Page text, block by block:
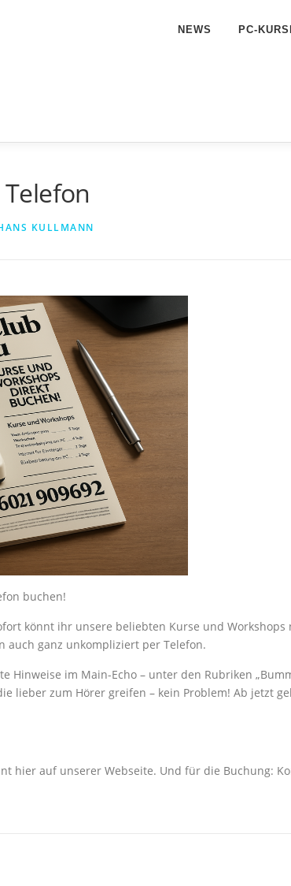
NEWS PC-
KULLMANN
buchen!
könnt ihr unsere beliebten Kurse und
auch ganz unkompliziert per Telefon.
Hinweise im Main-Echo – unter den Rubriken
lieber zum Hörer greifen – kein Problem! Ab jetzt
hier auf unserer Webseite. Und für die Buchung: